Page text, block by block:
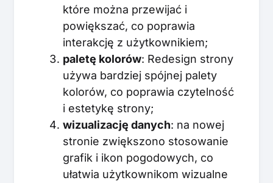
które można przewijać i
powiększać, co poprawia
interakcję z użytkownikiem;
paletę kolorów: Redesign strony
używa bardziej spójnej palety
kolorów, co poprawia czytelność
i estetykę strony;
wizualizację danych: na nowej
stronie zwiększono stosowanie
grafik i ikon pogodowych, co
ułatwia użytkownikom wizualne